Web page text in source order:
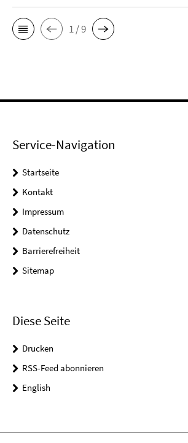
1 / 9
Service-Navigation
Startseite
Kontakt
Impressum
Datenschutz
Barrierefreiheit
Sitemap
Diese Seite
Drucken
RSS-Feed abonnieren
English